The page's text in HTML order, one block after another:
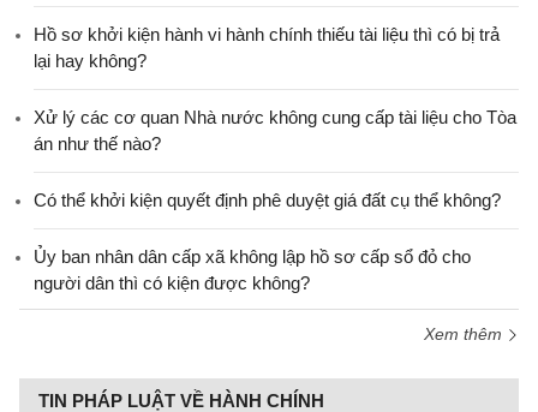
Hồ sơ khởi kiện hành vi hành chính thiếu tài liệu thì có bị trả
lại hay không?
Xử lý các cơ quan Nhà nước không cung cấp tài liệu cho Tòa
án như thế nào?
Có thể khởi kiện quyết định phê duyệt giá đất cụ thể không?
Ủy ban nhân dân cấp xã không lập hồ sơ cấp sổ đỏ cho
người dân thì có kiện được không?
Xem thêm
TIN PHÁP LUẬT VỀ HÀNH CHÍNH